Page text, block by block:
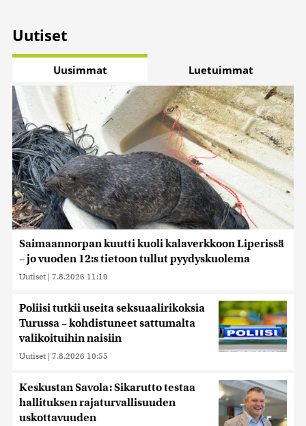
Uutiset
Uusimmat Luetuimmat
Saimaannorpan kuutti kuoli kalaverkkoon Liperissä
– jo vuoden 12:s tietoon tullut pyydyskuolema
Uutiset | 7.8.2026 11:19
Poliisi tutkii useita seksuaalirikoksia
Turussa – kohdistuneet sattumalta
valikoituihin naisiin
Uutiset | 7.8.2026 10:55
Keskustan Savola: Sikarutto testaa
hallituksen rajaturvallisuuden
uskottavuuden